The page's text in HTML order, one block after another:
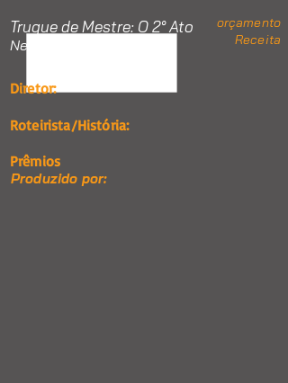
orçamento
Receita
Truque de Mestre: O 2° Ato
Nenhum item.
Diretor:
Roteirista/História:
Prêmios
Produzido por: